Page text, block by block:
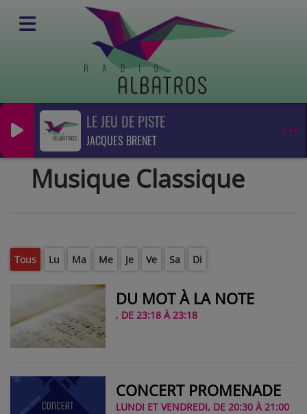
LE JEU DE PISTE
JACQUES BRENET
Emissions Musique Classique
Musique Classique
Tous Lu Ma Me Je Ve Sa Di
DU MOT À LA NOTE
, DE 23:18 À 23:18
CONCERT PROMENADE
LUNDI ET VENDREDI, DE 20:30 À 21:00